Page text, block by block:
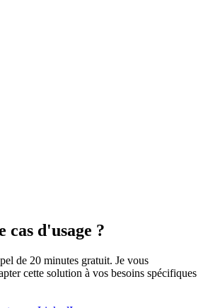
cas d'usage ?
de 20 minutes gratuit. Je vous
cette solution à vos besoins spécifiques